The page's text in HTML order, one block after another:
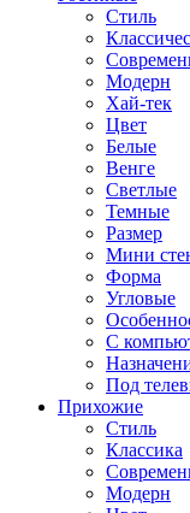
Стиль
Модерн
Хай-тек
Цвет
Белые
Венге
Светлые
Темные
Размер
Мини
Форма
Угловые
С
Под
Прихожие
Стиль
Классика
Модерн